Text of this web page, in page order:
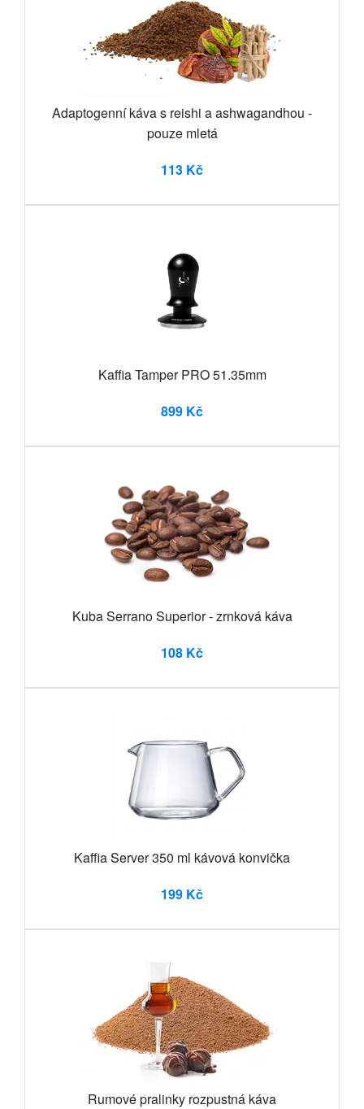
Adaptogenní káva s reishi a ashwagandhou -
pouze mletá
113 Kč
Kaffia Tamper PRO 51.35mm
899 Kč
Kuba Serrano Superior - zrnková káva
108 Kč
Kaffia Server 350 ml kávová konvička
199 Kč
Rumové pralinky rozpustná káva